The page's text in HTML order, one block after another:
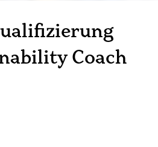
Coach